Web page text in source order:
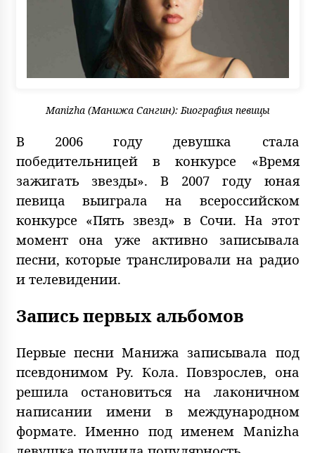
Manizha (Манижа Сангин): Биография певицы
В 2006 году девушка стала
победительницей в конкурсе «Время
зажигать звезды». В 2007 году юная
певица выиграла на всероссийском
конкурсе «Пять звезд» в Сочи. На этот
момент она уже активно записывала
песни, которые транслировали на радио
и телевидении.
Запись первых альбомов
Первые песни Манижа записывала под
псевдонимом Ру. Кола. Повзрослев, она
решила остановиться на лаконичном
написании имени в международном
формате. Именно под именем Manizha